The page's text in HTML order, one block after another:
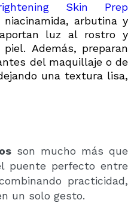
Skin Prep
niacinamida, arbutina y
luz al rostro y
Además, preparan
del maquillaje o de
una textura lisa,
son mucho más que
puente perfecto entre
practicidad,
un solo gesto.